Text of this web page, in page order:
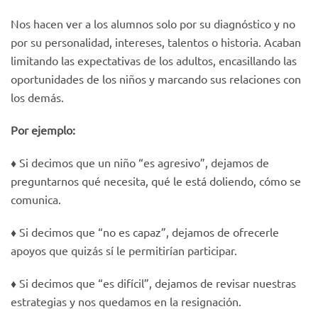
Nos hacen ver a los alumnos solo por su diagnóstico y no
por su personalidad, intereses, talentos o historia. Acaban
limitando las expectativas de los adultos, encasillando las
oportunidades de los niños y marcando sus relaciones con
los demás.
Por ejemplo:
♦️ Si decimos que un niño “es agresivo”, dejamos de
preguntarnos qué necesita, qué le está doliendo, cómo se
comunica.
♦️ Si decimos que “no es capaz”, dejamos de ofrecerle
apoyos que quizás sí le permitirían participar.
♦️ Si decimos que “es difícil”, dejamos de revisar nuestras
estrategias y nos quedamos en la resignación.